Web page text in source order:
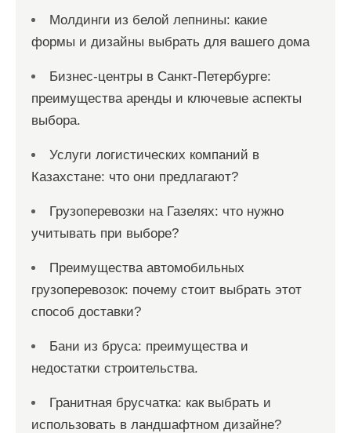
Молдинги из белой лепнины: какие
формы и дизайны выбрать для вашего дома
Бизнес-центры в Санкт-Петербурге:
преимущества аренды и ключевые аспекты
выбора.
Услуги логистических компаний в
Казахстане: что они предлагают?
Грузоперевозки на Газелях: что нужно
учитывать при выборе?
Преимущества автомобильных
грузоперевозок: почему стоит выбрать этот
способ доставки?
Бани из бруса: преимущества и
недостатки строительства.
Гранитная брусчатка: как выбрать и
использовать в ландшафтном дизайне?